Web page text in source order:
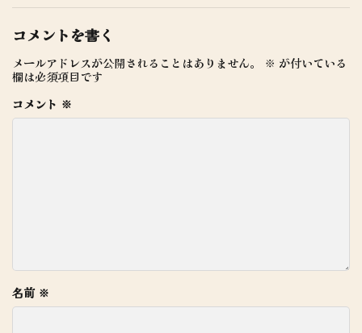
コメントを書く
メールアドレスが公開されることはありません。 ※ が付いている
欄は必須項目です
コメント ※
名前 ※